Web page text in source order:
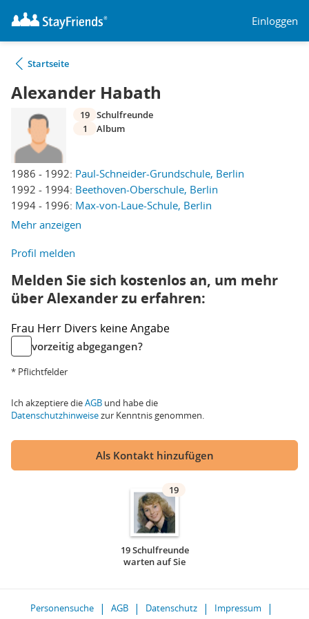
Einloggen
Startseite
Alexander Habath
1986 - 1992: Paul-Schneider-Grundschule, Berlin
1992 - 1994: Beethoven-Oberschule, Berlin
1994 - 1996: Max-von-Laue-Schule, Berlin
Mehr anzeigen
19 Schulfreunde
1
Album
Profil melden
Melden Sie sich kostenlos an, um mehr
über Alexander zu erfahren:
Frau Herr Divers keine Angabe
vorzeitig abgegangen?
* Pflichtfelder
Ich akzeptiere dieAGB und habe die
Datenschutzhinweisezur Kenntnis genommen.
Als Kontakt hinzufügen
19
19 Schulfreunde
warten auf Sie
Personensuche AGB Datenschutz
Impressum